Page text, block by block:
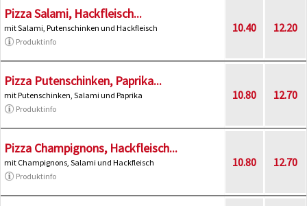
Pizza Salami, Hackfleisch...
mit Salami, Putenschinken und Hackfleisch
Produktinfo
10.40 12.20
Pizza Putenschinken, Paprika...
mit Putenschinken, Salami und Paprika
Produktinfo
10.80 12.70
Pizza Champignons, Hackfleisch...
mit Champignons, Salami und Hackfleisch
Produktinfo
10.80 12.70